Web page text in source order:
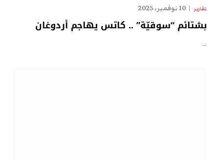
تقارير 10 نوفمبر، 2025
بشتائم “سوقيّة” .. كاتس يهاجم أردوغان
…